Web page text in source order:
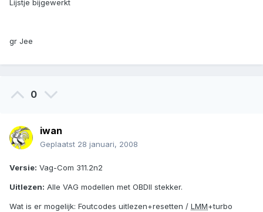
Lijstje bijgewerkt
gr Jee
0
iwan
Geplaatst 28 januari, 2008
Versie: Vag-Com 311.2n2
Uitlezen: Alle VAG modellen met OBDII stekker.
Wat is er mogelijk: Foutcodes uitlezen+resetten / LMM+turbo